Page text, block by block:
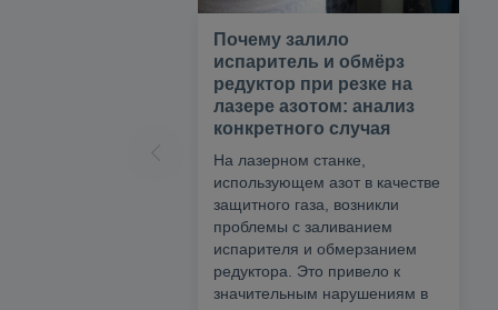
Почему залило
испаритель и обмёрз
редуктор при резке на
лазере азотом: анализ
конкретного случая
На лазерном станке,
использующем азот в качестве
защитного газа, возникли
проблемы с заливанием
испарителя и обмерзанием
редуктора. Это привело к
значительным нарушениям в